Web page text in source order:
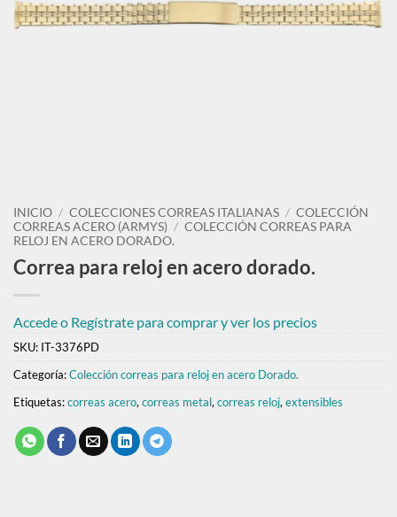
INICIO / COLECCIONES CORREAS ITALIANAS / COLECCIÓN
CORREAS ACERO (ARMYS) / COLECCIÓN CORREAS PARA
RELOJ EN ACERO DORADO.
Correa para reloj en acero dorado.
Accede o Regístrate para comprar y ver los precios
SKU: IT-3376PD
Categoría:Colección correas para reloj en acero Dorado.
Etiquetas:correas acero, correas metal, correas reloj, extensibles